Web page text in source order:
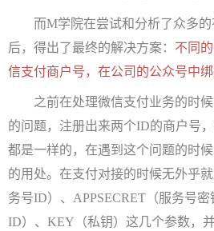
而M学院在尝试和分析了众多
后，得出了最终的解决方案： 不同
信支付商户号，在公司的公众号中
之前在处理微信支付业务的时
的问题，注册出来两个ID的商户号
都是一样的，在遇到这个问题的时
的用处。在支付对接的时候无外乎
务号ID）、APPSECRET（服务号
ID）、KEY（私钥）这几个参数，